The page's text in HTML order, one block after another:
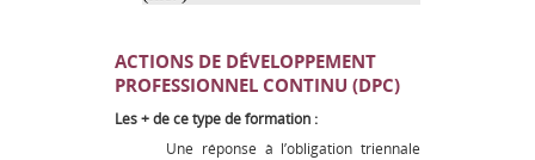
ACTIONS DE DÉVELOPPEMENT
PROFESSIONNEL CONTINU (DPC)
Les + de ce type de formation :
Une réponse à l’obligation triennale